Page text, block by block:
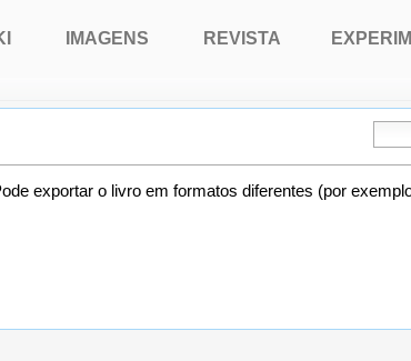
exportar o livro em formatos diferentes (por
IMAGENS REVISTA